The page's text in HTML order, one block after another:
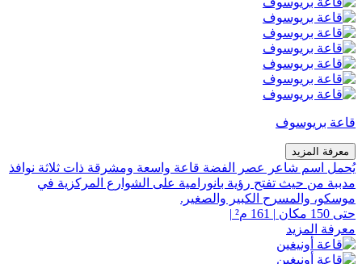
قاعة بريوسوف
معرفة المزيد
يُحمل اسم شاعر عصر الفضة قاعة واسعة ومشرقة ذات ثلاثة نوافذ
مدببة من حيث تفتح رؤية بانورامية على الشوارع المركزية في
موسكو، والمسرح الكبير والصغير.
حتى 150 مكان
| 161 م²
|
معرفة المزيد